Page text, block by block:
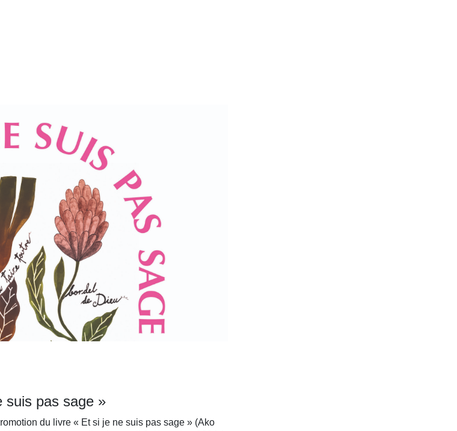
suis pas sage »
du livre « Et si je ne suis pas sage » (Ako